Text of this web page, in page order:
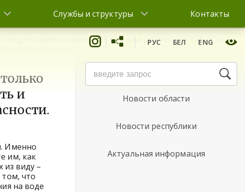
Службы и структуры Контакты
РУС БЕЛ ENG
помнить и выполнять основные правила безопасности.
и
Именно
им, как
из виду –
что
на воде
Новости района
Новости области
Новости республики
Актуальная информация